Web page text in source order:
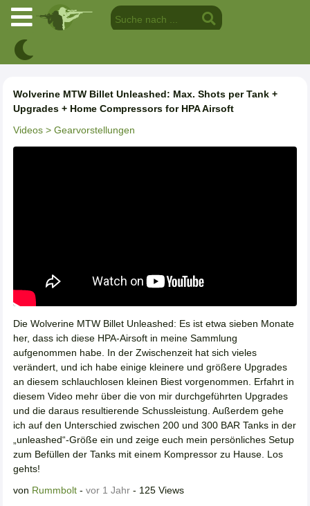
Wolverine MTW Billet Unleashed: Max. Shots per Tank +
Upgrades + Home Compressors for HPA Airsoft
Videos > Gearvorstellungen
Die Wolverine MTW Billet Unleashed: Es ist etwa sieben Monate
her, dass ich diese HPA-Airsoft in meine Sammlung
aufgenommen habe. In der Zwischenzeit hat sich vieles
verändert, und ich habe einige kleinere und größere Upgrades
an diesem schlauchlosen kleinen Biest vorgenommen. Erfahrt in
diesem Video mehr über die von mir durchgeführten Upgrades
und die daraus resultierende Schussleistung. Außerdem gehe
ich auf den Unterschied zwischen 200 und 300 BAR Tanks in der
„unleashed“-Größe ein und zeige euch mein persönliches Setup
zum Befüllen der Tanks mit einem Kompressor zu Hause. Los
gehts!
von Rummbolt - vor 1 Jahr - 125 Views